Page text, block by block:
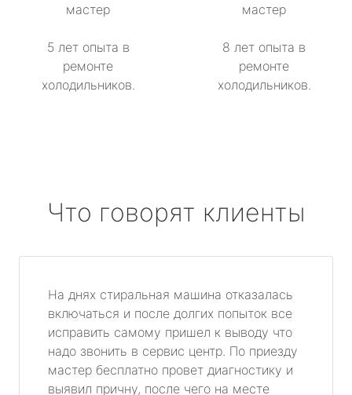
мастер
5 лет опыта в
ремонте
холодильников.
мастер
8 лет опыта в
ремонте
холодильников.
Что говорят клиенты
На днях стиральная машина отказалась
включаться и после долгих попыток все
исправить самому пришел к выводу что
надо звонить в сервис центр. По приезду
мастер бесплатно провет диагностику и
выявил причну, после чего на месте